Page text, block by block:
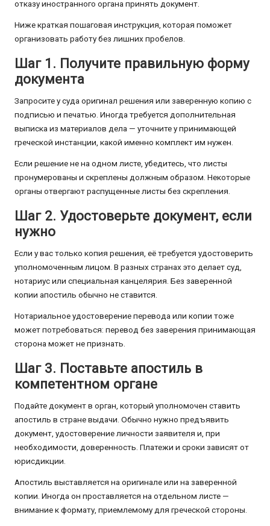
отказу иностранного органа принять документ.
Ниже краткая пошаговая инструкция, которая поможет
организовать работу без лишних пробелов.
Шаг 1. Получите правильную форму
документа
Запросите у суда оригинал решения или заверенную копию с
подписью и печатью. Иногда требуется дополнительная
выписка из материалов дела — уточните у принимающей
греческой инстанции, какой именно комплект им нужен.
Если решение не на одном листе, убедитесь, что листы
пронумерованы и скреплены должным образом. Некоторые
органы отвергают распущенные листы без скрепления.
Шаг 2. Удостоверьте документ, если
нужно
Если у вас только копия решения, её требуется удостоверить
уполномоченным лицом. В разных странах это делает суд,
нотариус или специальная канцелярия. Без заверенной
копии апостиль обычно не ставится.
Нотариальное удостоверение перевода или копии тоже
может потребоваться: перевод без заверения принимающая
сторона может не признать.
Шаг 3. Поставьте апостиль в
компетентном органе
Подайте документ в орган, который уполномочен ставить
апостиль в стране выдачи. Обычно нужно предъявить
документ, удостоверение личности заявителя и, при
необходимости, доверенность. Платежи и сроки зависят от
юрисдикции.
Апостиль выставляется на оригинале или на заверенной
копии. Иногда он проставляется на отдельном листе —
внимание к формату, приемлемому для греческой стороны.